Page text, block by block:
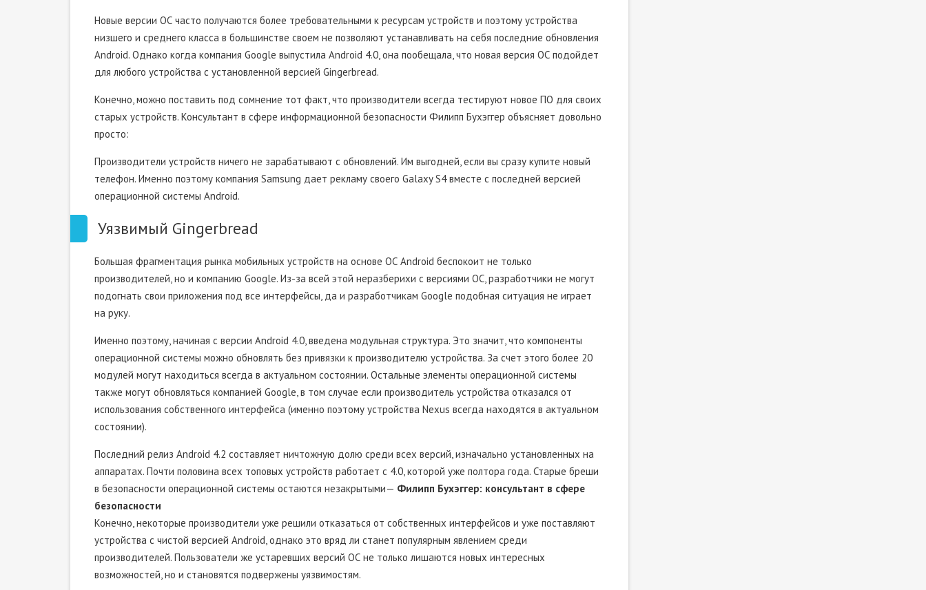
Новые версии ОС часто получаются более требовательными к ресурсам устройств и поэтому устройства
низшего и среднего класса в большинстве своем не позволяют устанавливать на себя последние обновления
Android. Однако когда компания Google выпустила Android 4.0, она пообещала, что новая версия ОС подойдет
для любого устройства с установленной версией Gingerbread.
Конечно, можно поставить под сомнение тот факт, что производители всегда тестируют новое ПО для своих
старых устройств. Консультант в сфере информационной безопасности Филипп Бухэггер объясняет довольно
просто:
Производители устройств ничего не зарабатывают с обновлений. Им выгодней, если вы сразу купите новый
телефон. Именно поэтому компания Samsung дает рекламу своего Galaxy S4 вместе с последней версией
операционной системы Android.
Уязвимый Gingerbread
Большая фрагментация рынка мобильных устройств на основе ОС Android беспокоит не только
производителей, но и компанию Google. Из-за всей этой неразберихи с версиями ОС, разработчики не могут
подогнать свои приложения под все интерфейсы, да и разработчикам Google подобная ситуация не играет
на руку.
Именно поэтому, начиная с версии Android 4.0, введена модульная структура. Это значит, что компоненты
операционной системы можно обновлять без привязки к производителю устройства. За счет этого более 20
модулей могут находиться всегда в актуальном состоянии. Остальные элементы операционной системы
также могут обновляться компанией Google, в том случае если производитель устройства отказался от
использования собственного интерфейса (именно поэтому устройства Nexus всегда находятся в актуальном
состоянии).
Последний релиз Android 4.2 составляет ничтожную долю среди всех версий, изначально установленных на
аппаратах. Почти половина всех топовых устройств работает с 4.0, которой уже полтора года. Старые бреши
в безопасности операционной системы остаются незакрытыми— Филипп Бухэггер: консультант в сфере
безопасности
Конечно, некоторые производители уже решили отказаться от собственных интерфейсов и уже поставляют
устройства с чистой версией Android, однако это вряд ли станет популярным явлением среди
производителей. Пользователи же устаревших версий ОС не только лишаются новых интересных
возможностей, но и становятся подвержены уязвимостям.